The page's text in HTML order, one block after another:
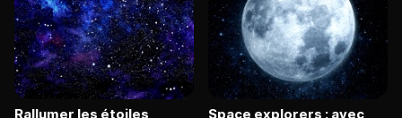
Rallumer les étoiles Space explorers : avec